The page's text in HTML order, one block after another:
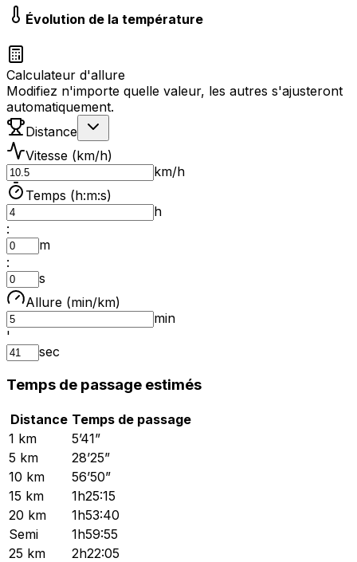
Évolution de la température
Calculateur d'allure
Modifiez n'importe quelle valeur, les autres s'ajusteront
automatiquement.
Distance
Vitesse (km/h)
km/h
Temps (h:m:s)
h
:
m
:
s
Allure (min/km)
min
'
sec
Temps de passage estimés
Distance Temps de passage
1 km
5’41”
5 km
28’25”
10 km
56’50”
15 km
1h25:15
20 km
1h53:40
Semi
1h59:55
25 km
2h22:05